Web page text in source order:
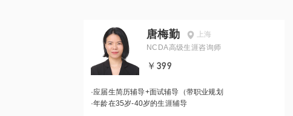
唐梅勤
上海
NCDA高级生涯咨询师
￥399
·应届生简历辅导+面试辅导（带职业规划
·年龄在35岁-40岁的生涯辅导